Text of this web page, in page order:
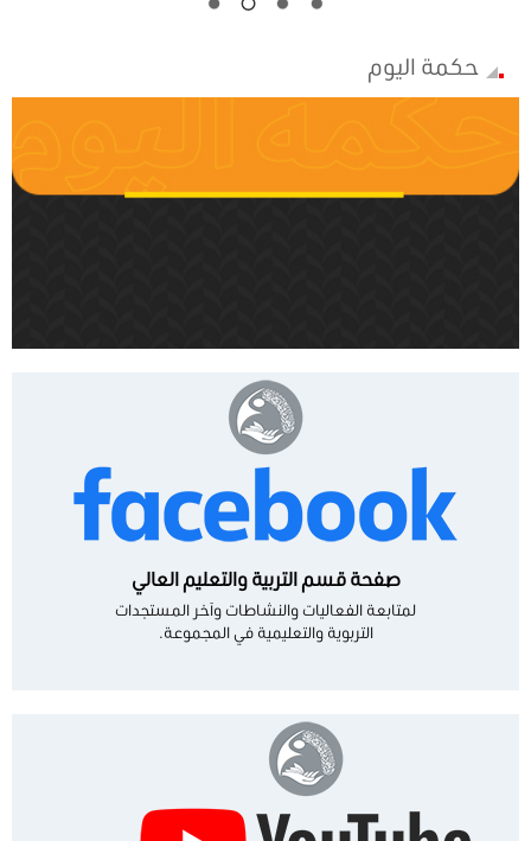
حكمة اليوم
صفحة قسم التربية والتعليم العالي
لمتابعة الفعاليات والنشاطات وآخر المستجدات
التربوية والتعليمية في المجموعة.